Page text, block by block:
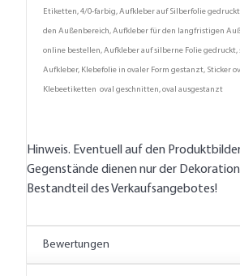
Etiketten, 4/0-farbig, Aufkleber auf Silberfolie
den Außenbereich, Aufkleber für den langfristigen
online bestellen, Aufkleber auf silberne Folie gedruckt,
Aufkleber, Klebefolie in ovaler Form gestanzt, Sticker
Klebeetiketten oval geschnitten, oval ausgestanzt
Hinweis. Eventuell auf den
Gegenstände dienen nur der
Bestandteil des Verkaufsangebotes!
Bewertungen